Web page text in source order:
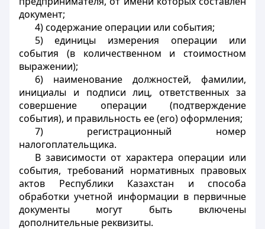
документ;
4) содержание операции или события;
5) единицы измерения операции или
события (в количественном и стоимостном
выражении);
6) наименование должностей, фамилии,
инициалы и подписи лиц, ответственных за
совершение операции (подтверждение
события), и правильность ее (его) оформления;
7) регистрационный номер
налогоплательщика.
В зависимости от характера операции или
события, требований нормативных правовых
актов Республики Казахстан и способа
обработки учетной информации в первичные
документы могут быть включены
дополнительные реквизиты.